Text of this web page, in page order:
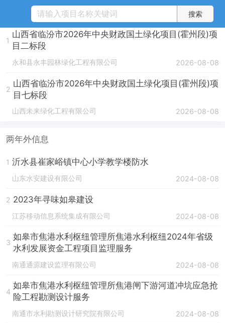
两年内信息(4286451)
1
山西省临汾市2026年中央财政国土绿化项目(霍州段)项
目二标段
永和县永丰园林绿化工程有限公司 2026-08-08
2
山西省临汾市2026年中央财政国土绿化项目(霍州段)项
目七标段
山西未来绿化工程有限公司 2026-08-08
两年外信息
1 沂水县崔家峪镇中心小学教学楼防水
山东水安建设有限公司 2024-08-08
2 2023年寻味如皋建设
江苏移动信息系统集成有限公司 2024-08-08
3
如皋市焦港水利枢纽管理所焦港水利枢纽2024年省级
水利发展资金工程项目监理服务
南通通源建设监理有限公司 2024-08-08
4
如皋市焦港水利枢纽管理所焦港闸下游河道冲坑应急抢
险工程勘测设计服务
南通市水利勘测设计研究院有限公司 2024-08-08